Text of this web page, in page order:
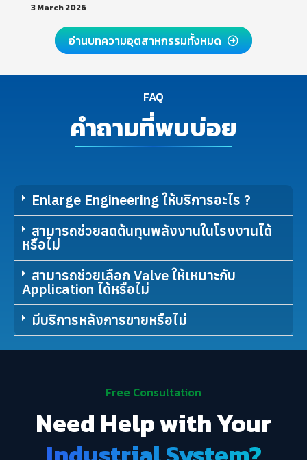
3 March 2026
อ่านบทความอุตสาหกรรมทั้งหมด
FAQ
คำถามที่พบบ่อย
Enlarge Engineering ให้บริการอะไร ?
สามารถช่วยลดต้นทุนพลังงานในโรงงานได้
หรือไม่
สามารถช่วยเลือก Valve ให้เหมาะกับ
Application ได้หรือไม่
มีบริการหลังการขายหรือไม่
Free Consultation
Need Help with Your